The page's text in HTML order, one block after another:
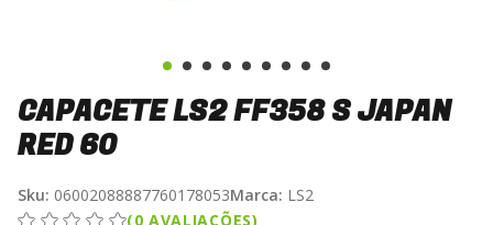
CAPACETE LS2 FF358 S JAPAN
RED 60
Sku: 06002088887760178053Marca: LS2
(0 AVALIAÇÕES)